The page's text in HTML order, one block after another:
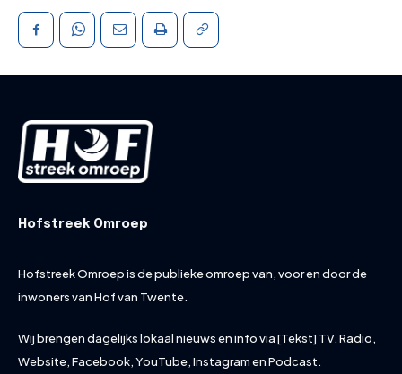
Hofstreek Omroep
Hofstreek Omroep is de publieke omroep van, voor en door de
inwoners van Hof van Twente.
Wij brengen dagelijks lokaal nieuws en info via [Tekst] TV, Radio,
Website, Facebook, YouTube, Instagram en Podcast.